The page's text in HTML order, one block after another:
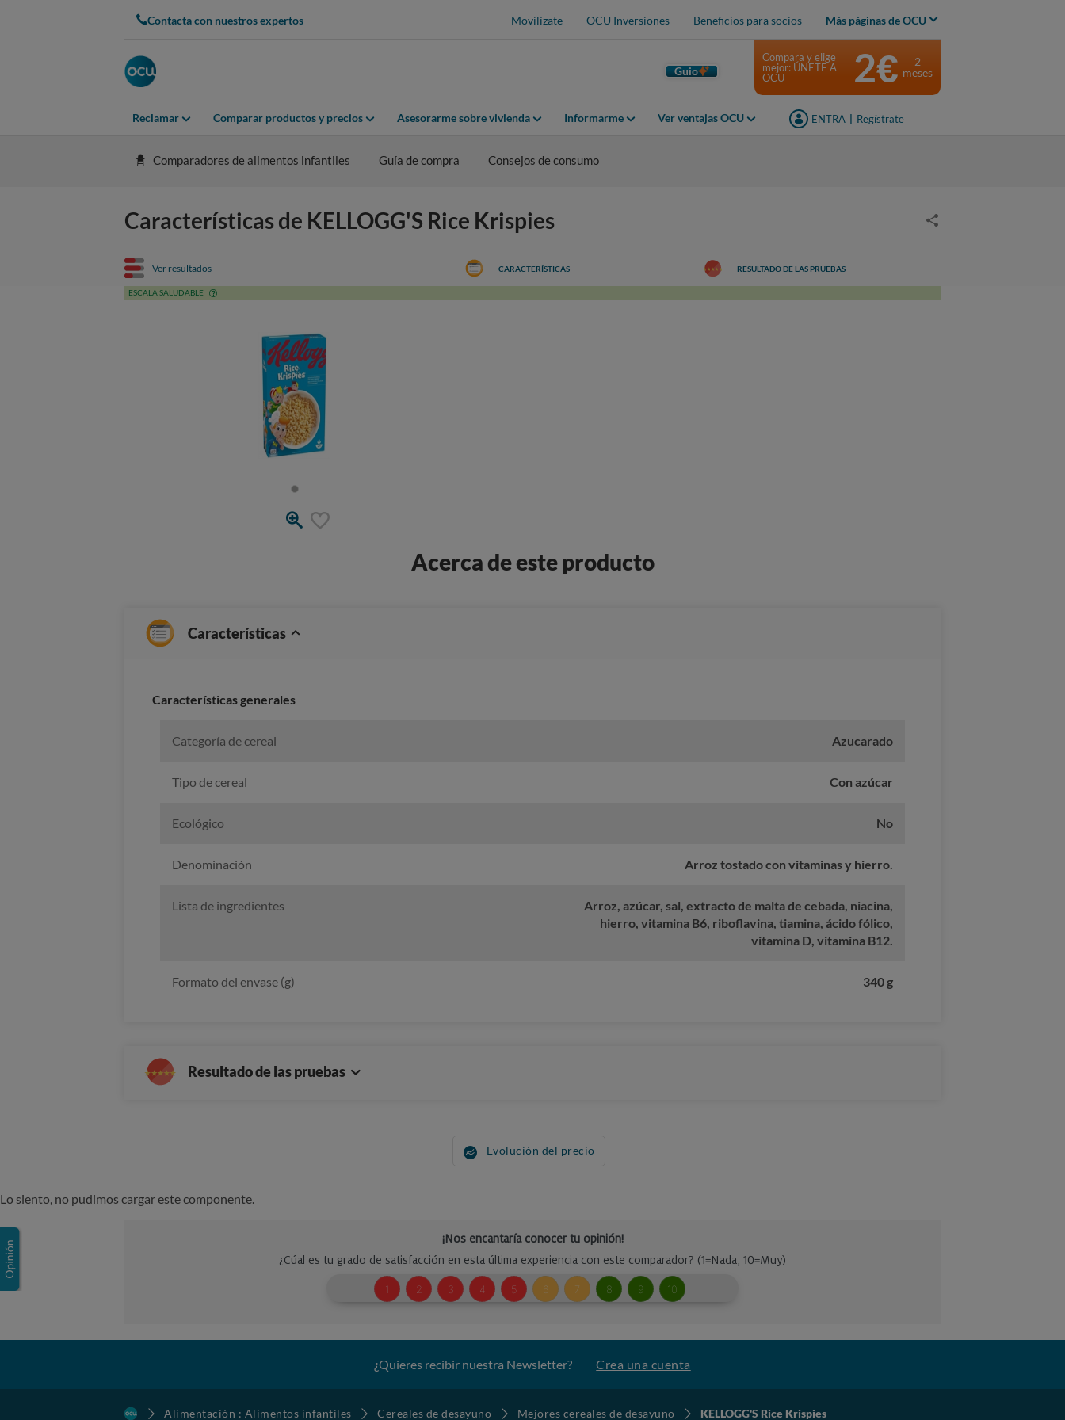
Contacta con nuestros expertos Movilízate OCU Inversiones Beneficios para socios Más páginas de OCU
Guio
Reclamar Comparar productos y precios Asesorarme sobre vivienda Informarme Ver ventajas OCU ENTRA Regístrate
Compara y elige
mejor: ÚNETE A
OCU
2€
2
meses
Comparadores de alimentos infantiles Guía de compra Consejos de consumo
Características de KELLOGG'S Rice Krispies
Ver resultados
ESCALA SALUDABLE
CARACTERÍSTICAS RESULTADO DE LAS PRUEBAS
Acerca de este producto
Características
Características generales
Categoría de cereal Azucarado
Tipo de cereal Con azúcar
Ecológico No
Denominación Arroz tostado con vitaminas y hierro.
Lista de ingredientes
Arroz, azúcar, sal, extracto de malta de cebada, niacina,
hierro, vitamina B6, riboflavina, tiamina, ácido fólico,
vitamina D, vitamina B12.
Formato del envase (g) 340 g
Resultado de las pruebas
Evolución del precio
Lo siento, no pudimos cargar este componente.
¿Quieres recibir nuestra Newsletter? Crea una cuenta
Alimentación : Alimentos infantiles Cereales de desayuno Mejores cereales de desayuno KELLOGG'S Rice Krispies